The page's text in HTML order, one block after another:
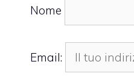
Nome
Email: